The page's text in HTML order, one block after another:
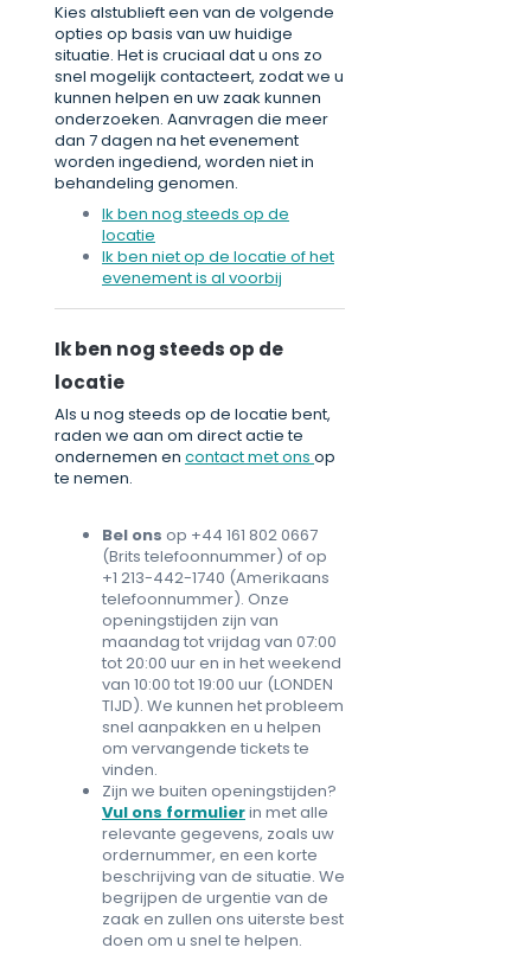
Kies alstublieft een van de volgende
opties op basis van uw huidige
situatie. Het is cruciaal dat u ons zo
snel mogelijk contacteert, zodat we u
kunnen helpen en uw zaak kunnen
onderzoeken. Aanvragen die meer
dan 7 dagen na het evenement
worden ingediend, worden niet in
behandeling genomen.
Ik ben nog steeds op de
locatie
Ik ben niet op de locatie of het
evenement is al voorbij
Ik ben nog steeds op de
locatie
Als u nog steeds op de locatie bent,
raden we aan om direct actie te
ondernemen en contact met ons op
te nemen.
Bel ons op +44 161 802 0667
(Brits telefoonnummer) of op
+1 213-442-1740 (Amerikaans
telefoonnummer). Onze
openingstijden zijn van
maandag tot vrijdag van 07:00
tot 20:00 uur en in het weekend
van 10:00 tot 19:00 uur (LONDEN
TIJD). We kunnen het probleem
snel aanpakken en u helpen
om vervangende tickets te
vinden.
Zijn we buiten openingstijden?
Vul ons formulierin met alle
relevante gegevens, zoals uw
ordernummer, en een korte
beschrijving van de situatie. We
begrijpen de urgentie van de
zaak en zullen ons uiterste best
doen om u snel te helpen.